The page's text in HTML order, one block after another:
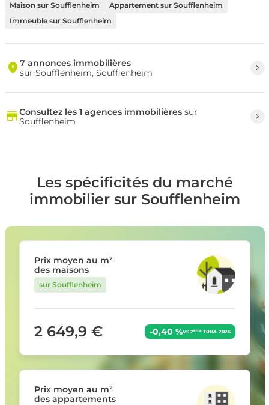
Maison sur Soufflenheim
Appartement sur Soufflenheim
Immeuble sur Soufflenheim
7 annonces immobilières
sur Soufflenheim, Soufflenheim
Consultez les 1 agences immobilièressur
Soufflenheim
Les spécificités du marché
immobilier sur Soufflenheim
Prix moyen au m²
des maisons
sur Soufflenheim
2 649,9 € -0,40 %VS 2èmeTRIM. 2026
Prix moyen au m²
des appartements